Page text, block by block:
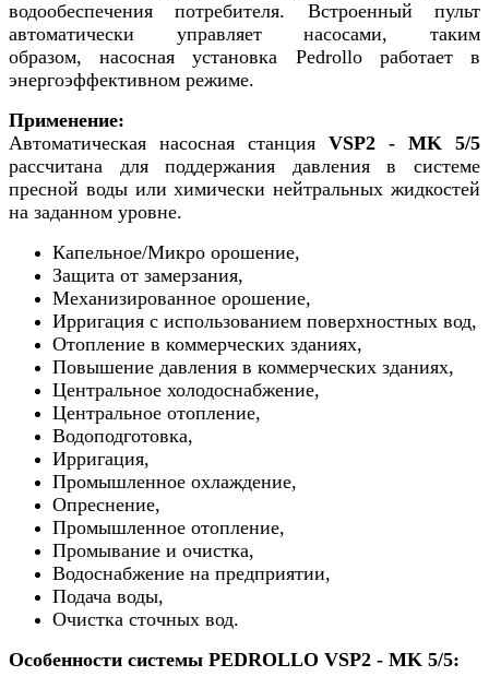
водообеспечения потребителя. Встроенный пульт
автоматически управляет насосами, таким
образом, насосная установка Pedrollo работает в
энергоэффективном режиме.
Применение:
Автоматическая насосная станция VSP2 - MK 5/5
рассчитана для поддержания давления в системе
пресной воды или химически нейтральных жидкостей
на заданном уровне.
Капельное/Микро орошение,
Защита от замерзания,
Механизированное орошение,
Ирригация с использованием поверхностных вод,
Отопление в коммерческих зданиях,
Повышение давления в коммерческих зданиях,
Центральное холодоснабжение,
Центральное отопление,
Водоподготовка,
Ирригация,
Промышленное охлаждение,
Опреснение,
Промышленное отопление,
Промывание и очистка,
Водоснабжение на предприятии,
Подача воды,
Очистка сточных вод.
Особенности системы PEDROLLO VSP2 - MK 5/5: